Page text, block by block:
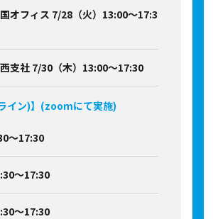
オフィス 7/28（火）13:00～17:3
支社 7/30（木）13:00～17:30
イン)】(zoomにて実施)
～17:30
～17:30
～17:30